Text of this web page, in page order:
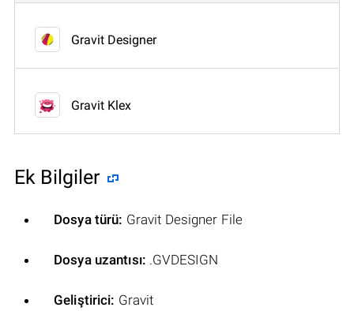
Gravit Designer
Gravit Klex
Ek Bilgiler
Dosya türü: Gravit Designer File
Dosya uzantısı: .GVDESIGN
Geliştirici: Gravit